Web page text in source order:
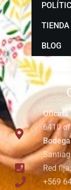
Oficina
6410
Red
+569
TIENDA
BLOG